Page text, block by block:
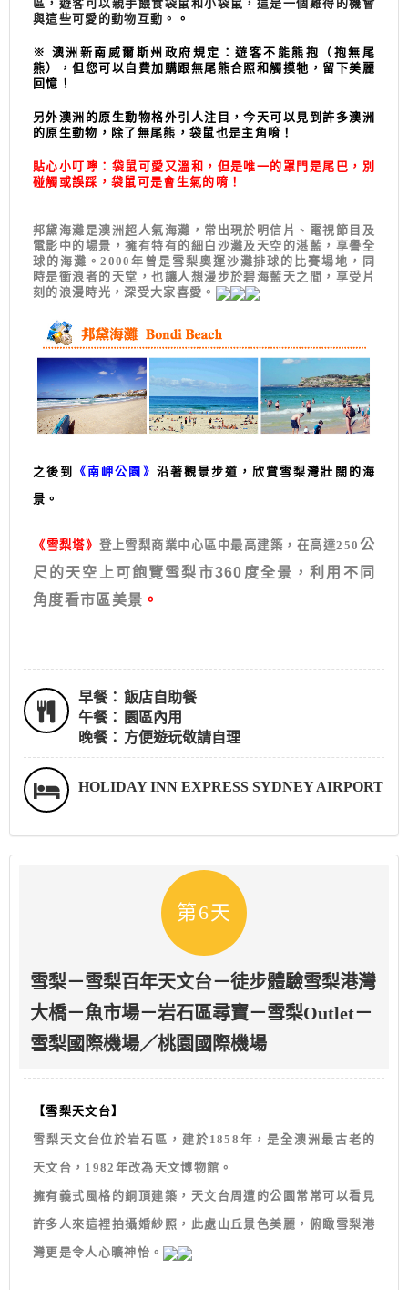
區，遊客可以親手餵食袋鼠和小袋鼠，這是一個難得的機會
與這些可愛的動物互動。
。
※ 澳洲新南威爾斯州政府規定：遊客不能熊抱（抱無尾
熊），但您可以自費加購跟無尾熊合照和觸摸牠 ，留下美麗
回憶！
另外澳洲的原生動物格外引人注目，今天可以見到許多澳洲
的原生動物，除了無尾熊，袋鼠也是主角唷！
貼心小叮嚀：袋鼠可愛又溫和，但是唯一的罩門是尾巴，別
碰觸或誤踩，袋鼠可是會生氣的唷！
邦黛海灘是澳洲超人氣海灘，常出現於明信片、電視節目及
電影中的場景，擁有特有的細白沙灘及天空的湛藍，享譽全
球的海灘。2000年曾是雪梨奧運沙灘排球的比賽場地，同
時是衝浪者的天堂，也讓人想漫步於碧海藍天之間，享受片
刻的浪漫時光，深受大家喜愛。
之後到 《南岬公園》 沿著觀景步道，欣賞雪梨灣壯闊的海
景。
《 雪梨塔》 登上雪梨商業中心區中最高建築，在高達250 公
尺的天空上可飽覽雪梨市360 度全景，利用不同
角度看市區美景 。
早餐： 飯店自助餐
午餐：
園區內用
晚餐： 方便遊玩敬請自理
HOLIDAY INN EXPRESS SYDNEY AIRPORT
第6天
雪梨－雪梨百年天文台－徒步體驗雪梨港灣
大橋－魚市場－岩石區尋寶－雪梨Outlet－
雪梨國際機場／桃園國際機場
【雪梨天文台】
雪梨天文台位於岩石區，建於1858年，是全澳洲最古老的
天文台，1982年改為天文博物館。
擁有義式風格的銅頂建築，天文台周遭的公園常常可以看見
許多人來這裡拍攝婚紗照，此處山丘景色美麗，俯瞰雪梨港
灣更是令人心曠神怡。